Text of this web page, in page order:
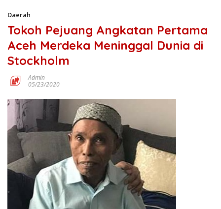
Daerah
Tokoh Pejuang Angkatan Pertama
Aceh Merdeka Meninggal Dunia di
Stockholm
Admin
05/23/2020